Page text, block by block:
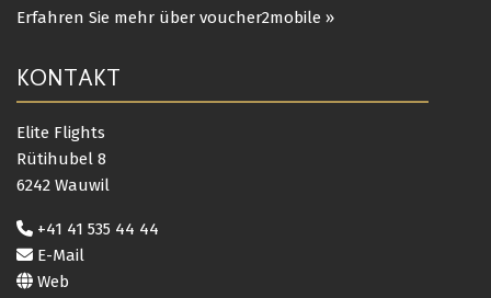
Erfahren Sie mehr über voucher2mobile »
KONTAKT
Elite Flights
Rütihubel 8
6242 Wauwil
+41 41 535 44 44
E-Mail
Web